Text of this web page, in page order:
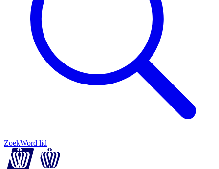
ZoekWord lid